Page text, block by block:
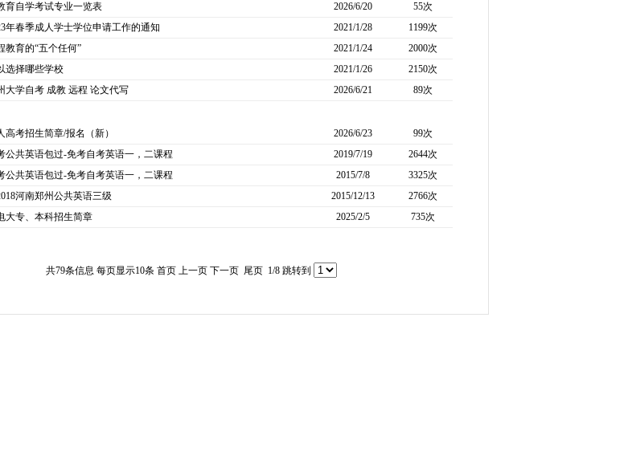
育自学考试专业一览表 2026/6/20
55次
年春季成人学士学位申请工作的通知 2021/1/28
1199次
教育的“五个任何” 2021/1/24
2000次
选择哪些学校 2021/1/26
2150次
大学自考 成教 远程 论文代写 2026/6/21 89次
高考招生简章/报名（新） 2026/6/23
99次
公共英语包过-免考自考英语一，二课程 2019/7/19
2644次
公共英语包过-免考自考英语一，二课程 2015/7/8
3325次
河南郑州公共英语三级 2015/12/13
2766次
大专、本科招生简章 2025/2/5 735次
共79条信息 每页显示10条 首页 上一页 下一页 尾页 1/8 跳转到